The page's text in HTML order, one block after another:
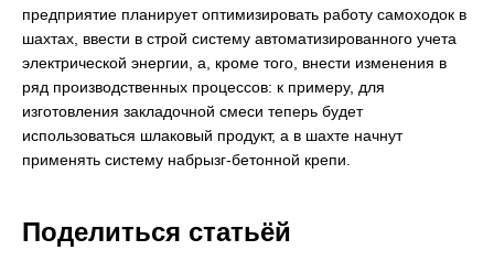
предприятие планирует оптимизировать работу самоходок в
шахтах, ввести в строй систему автоматизированного учета
электрической энергии, а, кроме того, внести изменения в
ряд производственных процессов: к примеру, для
изготовления закладочной смеси теперь будет
использоваться шлаковый продукт, а в шахте начнут
применять систему набрызг-бетонной крепи.
Поделиться статьёй